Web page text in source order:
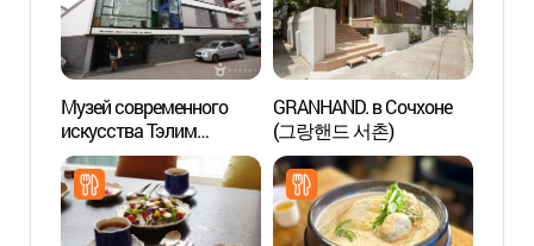
Музей современного
искусства Тэлим
(대림미술관)
GRANHAND. в Сочхоне
(그랑핸드 서촌)